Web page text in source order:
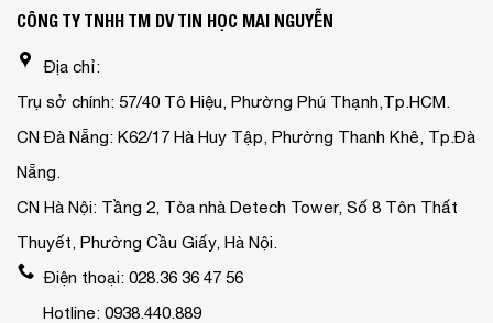
CÔNG TY TNHH TM DV TIN HỌC MAI NGUYỄN
Địa chỉ:
Trụ sở chính: 57/40 Tô Hiệu, Phường Phú Thạnh,Tp.HCM.
CN Đà Nẵng: K62/17 Hà Huy Tập, Phường Thanh Khê, Tp.Đà
Nẵng.
CN Hà Nội: Tầng 2, Tòa nhà Detech Tower, Số 8 Tôn Thất
Thuyết, Phường Cầu Giấy, Hà Nội.
Điện thoại: 028.36 36 47 56
Hotline: 0938.440.889